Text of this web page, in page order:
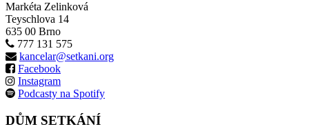
Markéta Zelinková
Teyschlova 14
635 00 Brno
777 131 575
kancelar@setkani.org
Facebook
Instagram
Podcasty na Spotify
DŮM SETKÁNÍ